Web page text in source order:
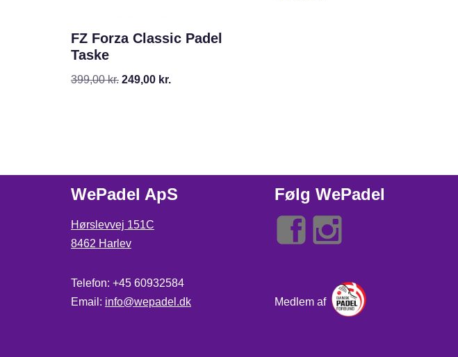
FZ Forza Classic Padel
Taske
399,00kr. 249,00 kr.
WePadel ApS
Hørslevvej 151C
8462 Harlev
Telefon: +45 60932584
Email: info@wepadel.dk
Følg WePadel
Medlem af